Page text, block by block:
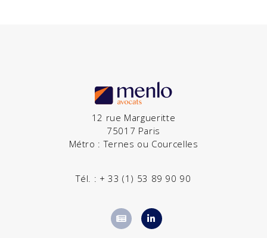
12 rue Margueritte
75017 Paris
Métro : Ternes ou Courcelles
Tél. : + 33 (1) 53 89 90 90